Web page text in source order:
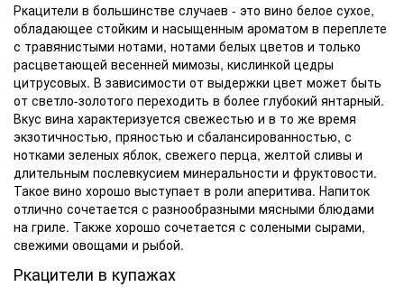
Ркацители в большинстве случаев - это вино белое сухое,
обладающее стойким и насыщенным ароматом в переплете
с травянистыми нотами, нотами белых цветов и только
расцветающей весенней мимозы, кислинкой цедры
цитрусовых. В зависимости от выдержки цвет может быть
от светло-золотого переходить в более глубокий янтарный.
Вкус вина характеризуется свежестью и в то же время
экзотичностью, пряностью и сбалансированностью, с
нотками зеленых яблок, свежего перца, желтой сливы и
длительным послевкусием минеральности и фруктовости.
Такое вино хорошо выступает в роли аперитива. Напиток
отлично сочетается с разнообразными мясными блюдами
на гриле. Также хорошо сочетается с солеными сырами,
свежими овощами и рыбой.
Ркацители в купажах